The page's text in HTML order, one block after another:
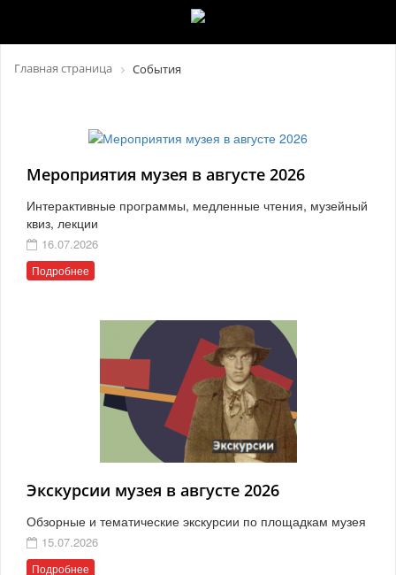
Главная страница События
Мероприятия музея в августе 2026
Интерактивные программы, медленные чтения, музейный
квиз, лекции
16.07.2026
Подробнее
Экскурсии музея в августе 2026
Обзорные и тематические экскурсии по площадкам музея
15.07.2026
Подробнее